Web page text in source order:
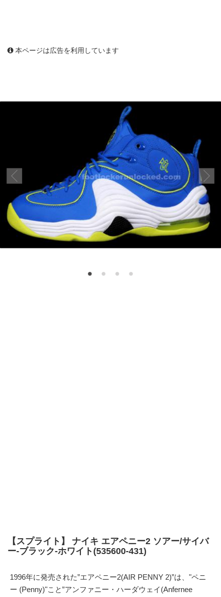
本ページは広告を利用しています
【スプライト】 ナイキ エアペニー2 ソアー/サイバ
ー-ブラック-ホワイト(535600-431)
1996年に発売された”エアペニー2(AIR PENNY 2)”は、"ペニ
ー (Penny)"こと”アンファニー・ハーダウェイ(Anfernee